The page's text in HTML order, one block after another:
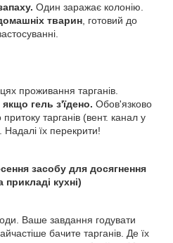
Один заражає колонію.
тварин , готовий до
проживання тарганів.
гель з'їдено. Обов'язково
тарганів (вент. канал у
Надалі їх перекрити!
засобу для досягнення
кухні)
Ваше завдання годувати
бачите тарганів. Де їх